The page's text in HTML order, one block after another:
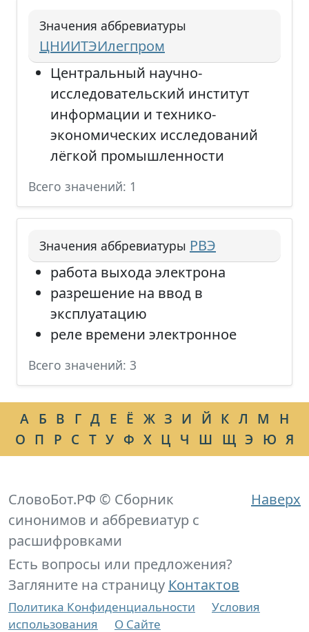
Значения аббревиатуры
ЦНИИТЭИлегпром
Центральный научно-
исследовательский институт
информации и технико-
экономических исследований
лёгкой промышленности
Всего значений: 1
Значения аббревиатуры РВЭ
работа выхода электрона
разрешение на ввод в
эксплуатацию
реле времени электронное
Всего значений: 3
А Б В Г Д Е Ё Ж З И Й К Л М
Н
О П Р С Т У Ф Х Ц Ч Ш Щ Э Ю Я
Наверх
СловоБот.РФ © Сборник
синонимов и аббревиатур с
расшифровками
Есть вопросы или предложения?
Загляните на страницу Контактов
Политика Конфиденциальности
Условия
использования
О Сайте